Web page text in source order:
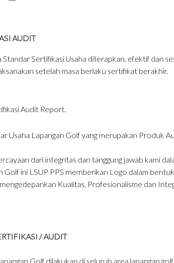
AUDIT
Sertifikasi Usaha diterapkan, efektif dan
setelah masa berlaku sertifikat berakhir.
Audit Report.
Usaha Lapangan Golf yang merupakan Produk
dari integritas dan tanggung jawab kami
Golf ini LSUP PPS memberikan Logo dalam
Kualitas, Profesionalisme dan
/ AUDIT
Golf dilakukan di seluruh area lapangan